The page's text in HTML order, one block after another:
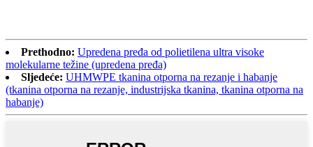
Prethodno: Upredena pređa od polietilena ultra visoke
molekularne težine (upredena pređa)
Sljedeće: UHMWPE tkanina otporna na rezanje i habanje
(tkanina otporna na rezanje, industrijska tkanina, tkanina otporna na
habanje)